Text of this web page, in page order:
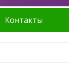
Контакты